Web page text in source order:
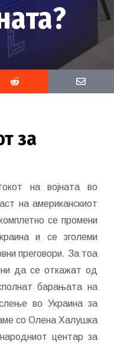
за
на војната во
на американскиот
се промени
и се зголеми
преговори. За тоа
да се откажат од
барањата на
во Украина за
со Олена Халушка
центар за